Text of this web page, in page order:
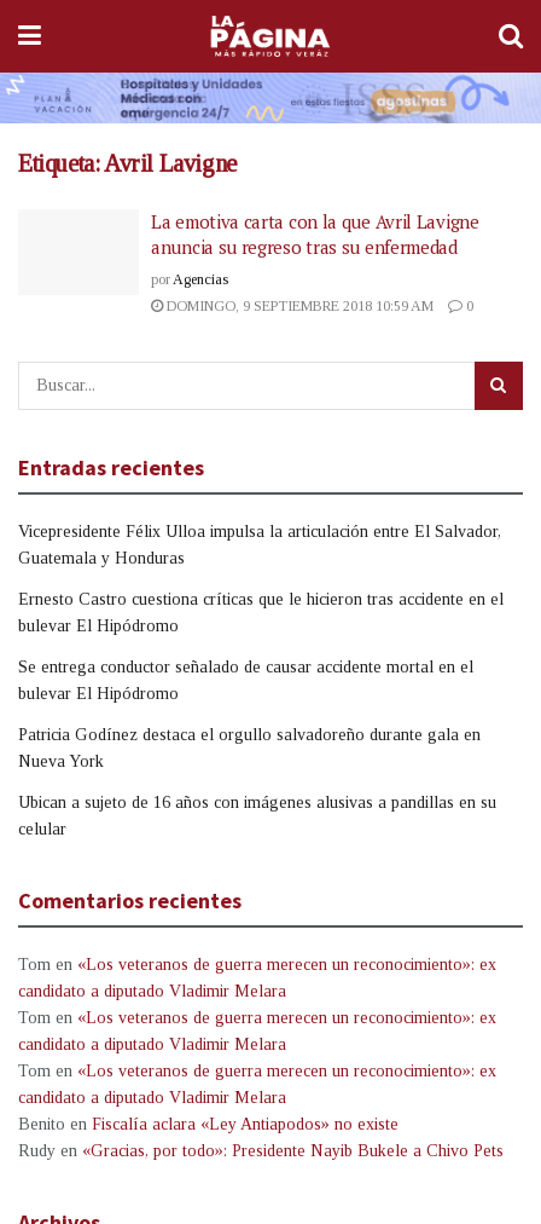
Etiqueta:Avril Lavigne
La emotiva carta con la que Avril Lavigne
anuncia su regreso tras su enfermedad
por Agencias
DOMINGO, 9 SEPTIEMBRE 2018 10:59 AM
0
Entradas recientes
Vicepresidente Félix Ulloa impulsa la articulación entre El Salvador,
Guatemala y Honduras
Ernesto Castro cuestiona críticas que le hicieron tras accidente en el
bulevar El Hipódromo
Se entrega conductor señalado de causar accidente mortal en el
bulevar El Hipódromo
Patricia Godínez destaca el orgullo salvadoreño durante gala en
Nueva York
Ubican a sujeto de 16 años con imágenes alusivas a pandillas en su
celular
Comentarios recientes
Tom en «Los veteranos de guerra merecen un reconocimiento»: ex
candidato a diputado Vladimir Melara
Tom en «Los veteranos de guerra merecen un reconocimiento»: ex
candidato a diputado Vladimir Melara
Tom en «Los veteranos de guerra merecen un reconocimiento»: ex
candidato a diputado Vladimir Melara
Benito en Fiscalía aclara «Ley Antiapodos» no existe
Rudy en «Gracias, por todo»: Presidente Nayib Bukele a Chivo Pets